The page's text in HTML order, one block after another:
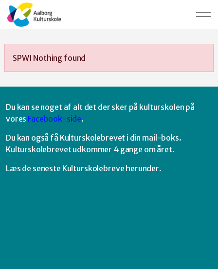
SPWI Nothing found
Du kan se noget af alt det der sker på kulturskolen på
vores Facebook-side.
Du kan også få Kulturskolebrevet i din mail-boks.
Kulturskolebrevet udkommer 4 gange om året.
Læs de seneste Kulturskolebreve herunder.